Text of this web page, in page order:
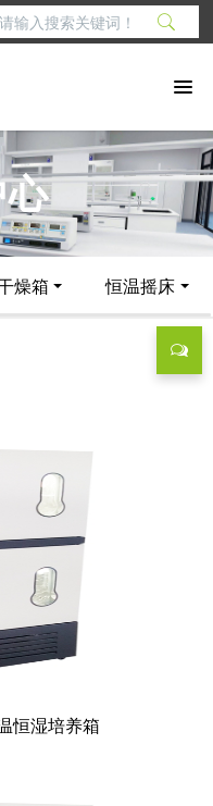
燥箱 恒温摇床
恒湿培养箱